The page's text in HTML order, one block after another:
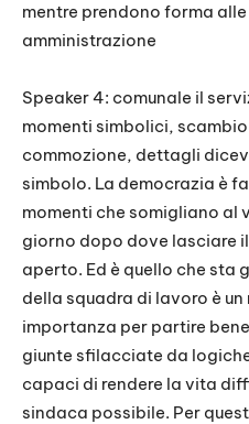
mentre prendono forma
amministrazione
Speaker 4: comunale il
momenti simbolici,
commozione, dettagli
simbolo. La democrazia è
momenti che somigliano al
giorno dopo dove lasciare
aperto. Ed è quello che sta
della squadra di lavoro è
importanza per partire
giunte sfilacciate da
capaci di rendere la vita
sindaca possibile. Per